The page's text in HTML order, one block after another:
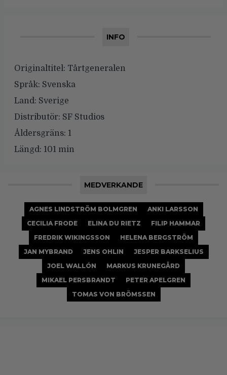
INFO
Originaltitel: Tårtgeneralen
Språk: Svenska
Land: Sverige
Distributör: SF Studios
Åldersgräns: 1
Längd: 101 min
MEDVERKANDE
AGNES LINDSTRÖM BOLMGREN
ANKI LARSSON
CECILIA FRODE
ELINA DU RIETZ
FILIP HAMMAR
FREDRIK WIKINGSSON
HELENA BERGSTRÖM
JAN MYBRAND
JENS OHLIN
JESPER BARKSELIUS
JOEL WALLÓN
MARKUS KRUNEGÅRD
MIKAEL PERSBRANDT
PETER APELGREN
TOMAS VON BRÖMSSEN